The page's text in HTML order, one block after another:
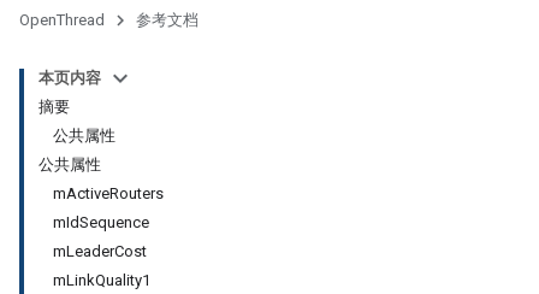
OpenThread 参考文档
本页内容
摘要
公共属性
公共属性
mActiveRouters
mIdSequence
mLeaderCost
mLinkQuality1